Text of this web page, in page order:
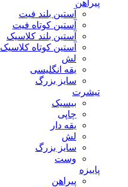
پیراهن
آستین بلند فیت
آستین کوتاه فیت
آستین بلند کلاسیک
آستین کوتاه کلاسیک
لش
یقه انگلیسی
سایز بزرگ
تیشرت
بیسیک
چاپی
یقه دار
لش
سایز بزرگ
وست
پاییزه
پیراهن